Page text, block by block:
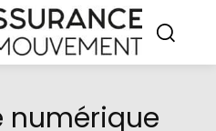
numérique